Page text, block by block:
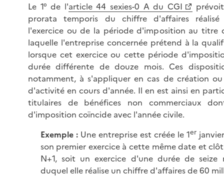
Le 1° de l'article 44 sexies-0 A du CGI
prorata temporis du chiffre d'affaires
l'exercice ou de la période d'imposition au titre
laquelle l'entreprise concernée prétend à la
lorsque cet exercice ou cette période
durée différente de douze mois. Ces
notamment, à s'appliquer en cas de création
d'activité en cours d'année. Il en est ainsi en
titulaires de bénéfices non commerciaux
d'imposition coïncide avec l'année civile.
Exemple : Une entreprise est créée le 1er
son premier exercice à cette même date et
N+1, soit un exercice d'une durée de
duquel elle réalise un chiffre d'affaires de 60